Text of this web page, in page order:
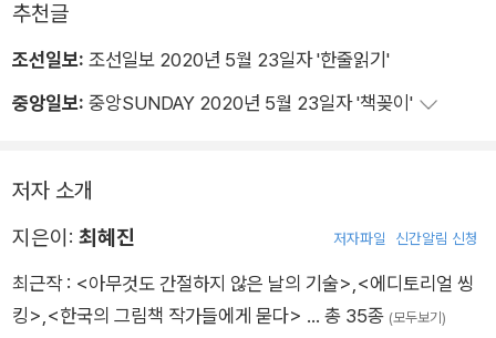
추천글
조선일보: 조선일보 2020년 5월 23일자 '한줄읽기'
중앙일보: 중앙SUNDAY 2020년 5월 23일자 '책꽂이'
저자 소개
지은이: 최혜진 저자파일 신간알림 신청
최근작 : <아무것도 간절하지 않은 날의 기술>,<에디토리얼 씽
킹>,<한국의 그림책 작가들에게 묻다> … 총 35종 (모두보기)